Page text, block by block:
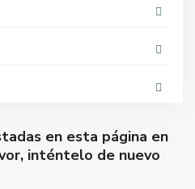
en esta página en
inténtelo de nuevo